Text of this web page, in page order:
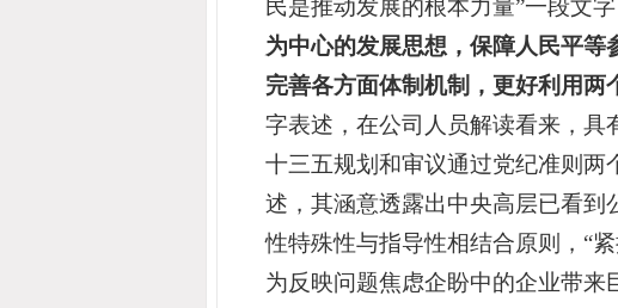
民是推动发展的根本力量”一段文
为中心的发展思想，保障人民平
完善各方面体制机制，更好利用两
字表述，在公司人员解读看来，具
十三五规划和审议通过党纪准则两
述，其涵意透露出中央高层已看到
性特殊性与指导性相结合原则，“
为反映问题焦虑企盼中的企业带